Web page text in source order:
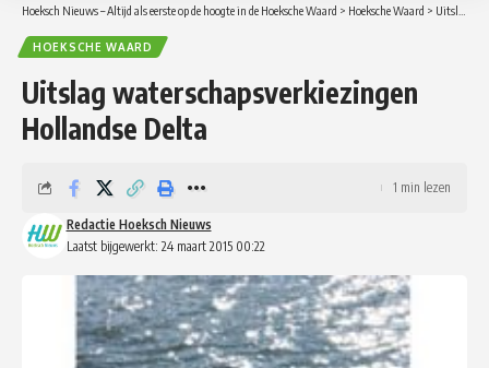
Hoeksch Nieuws – Altijd als eerste op de hoogte in de Hoeksche Waard > Hoeksche Waard > Uitslag waterschapsverkiezingen Hollandse Delta
HOEKSCHE WAARD
Uitslag waterschapsverkiezingen
Hollandse Delta
Laatst bijgewerkt: 24 maart 2015 00:22
Redactie Hoeksch Nieuws
1 min lezen